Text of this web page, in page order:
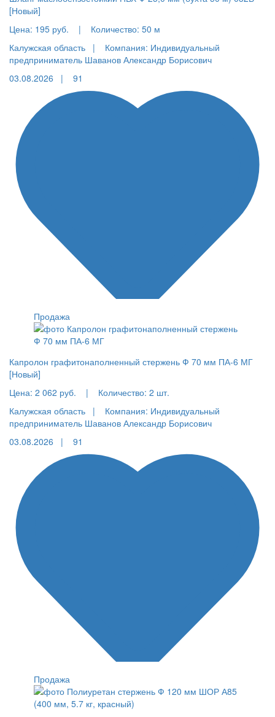
[Новый]
Цена: 195 руб. | Количество: 50 м
Калужская область |
Компания: Индивидуальный
предприниматель Шаванов Александр Борисович
03.08.2026 |
91
Продажа
Капролон графитонаполненный стержень Ф 70 мм ПА-6 МГ
[Новый]
Цена: 2 062 руб. | Количество: 2 шт.
Калужская область |
Компания: Индивидуальный
предприниматель Шаванов Александр Борисович
03.08.2026 |
91
Продажа